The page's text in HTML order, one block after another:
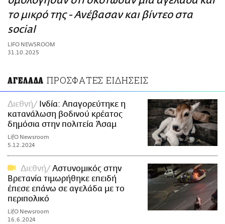
ΑΜΠΑ
PRINT
το μικρό της - Ανέβασαν και βίντεο στα
social
LIFO NEWSROOM
31.10.2025
ΑΓΕΛΑΔΑ ΠΡΟΣΦΑΤΕΣ ΕΙΔΗΣΕΙΣ
Διεθνή
Ινδία: Απαγορεύτηκε η
κατανάλωση βοδινού κρέατος
δημόσια στην πολιτεία Άσαμ
LifO Newsroom
5.12.2024
Διεθνή
Aστυνομικός στην
Βρετανία τιμωρήθηκε επειδή
έπεσε επάνω σε αγελάδα με το
περιπολικό
LifO Newsroom
16.6.2024